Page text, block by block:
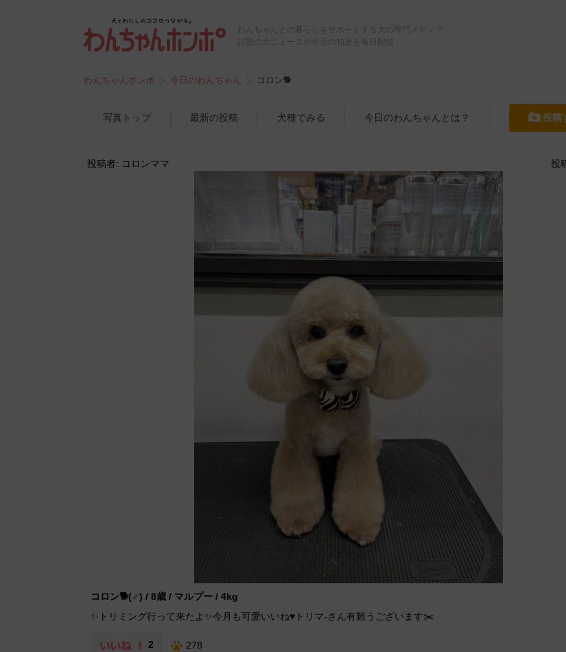
わんちゃんとの暮らしをサポートする犬の専門メディア
話題の犬ニュースや生活の知恵を毎日配信
わんちゃんホンポ 今日のわんちゃん コロン🐕
写真トップ 最新の投稿 犬種でみる 今日のわんちゃんとは？ 投稿
投稿者: コロンママ
投
コロン🐕(♂) / 8歳 / マルプー / 4kg
✨トリミング行って来たよ✨今月も可愛いいね♥️トリマ-さん有難うございます✂️
2 278